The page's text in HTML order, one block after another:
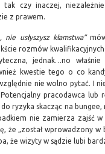
tak czy inaczej,
z prawem.
nie usłyszysz kłamstwa”
rozmów
jednak…no
kwestie tego o co
nie wolno pytać. I
Potencjalny pracodawca lub
do ryzyka skacząc na
nie zamierza zajść w
że „został wprowadzony w
że wizyty w sądzie lubi